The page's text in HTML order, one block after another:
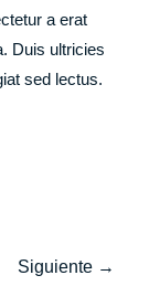
a erat
Duis ultricies
sed lectus.
Siguiente →